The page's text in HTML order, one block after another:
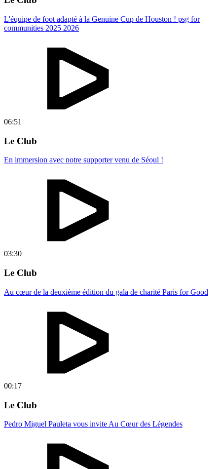
L'équipe de foot adapté à la Genuine Cup de Houston ! psg for
communities 2025 2026
06:51
Le Club
En immersion avec notre supporter venu de Séoul !
03:30
Le Club
Au cœur de la deuxième édition du gala de charité Paris for Good
00:17
Le Club
Pedro Miguel Pauleta vous invite Au Cœur des Légendes